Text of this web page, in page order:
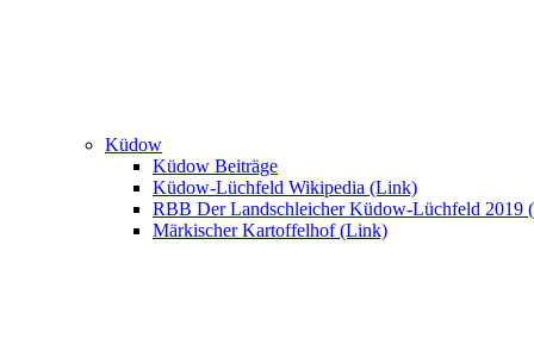
Küdow
Küdow Beiträge
Küdow-Lüchfeld Wikipedia (Link)
RBB Der Landschleicher Küdow-Lüchfeld 2019
Märkischer Kartoffelhof (Link)